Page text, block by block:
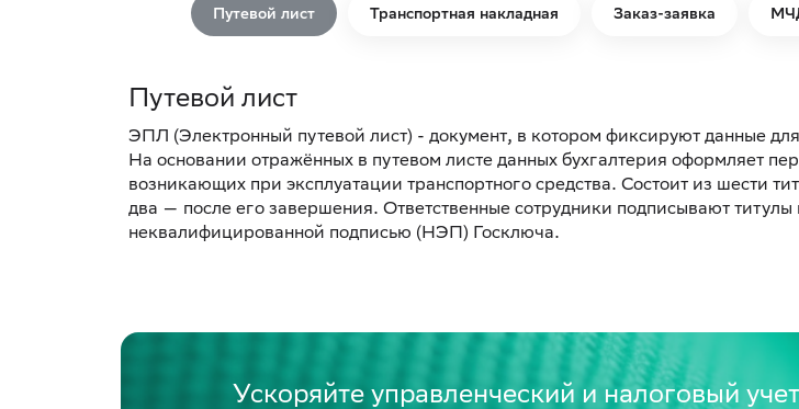
Путевой лист Транспортная накладная Заказ-заявка
Путевой лист
ЭПЛ (Электронный путевой лист) - документ, в котором фиксируют данные
На основании отражённых в путевом листе данных бухгалтерия оформляет
возникающих при эксплуатации транспортного средства. Состоит из шести
два — после его завершения. Ответственные сотрудники подписывают
неквалифицированной подписью (НЭП) Госключа.
Ускоряйте управленческий и налоговый